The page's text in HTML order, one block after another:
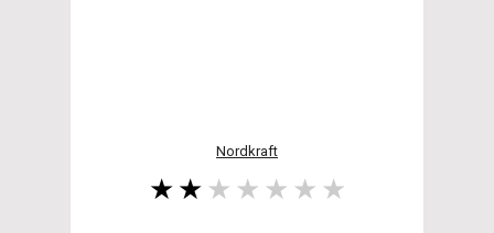
Nordkraft